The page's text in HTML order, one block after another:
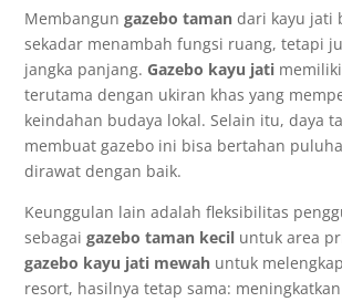
Membangungazebo taman dari kayu jati
sekadar menambah fungsi ruang, tetapi
jangka panjang. Gazebo kayu jati
terutama dengan ukiran khas yang
keindahan budaya lokal. Selain itu, daya
membuat gazebo ini bisa bertahan
dirawat dengan baik.
Keunggulan lain adalah fleksibilitas
sebagaigazebo taman kecil untuk area
gazebo kayu jati mewah untuk
resort, hasilnya tetap sama: